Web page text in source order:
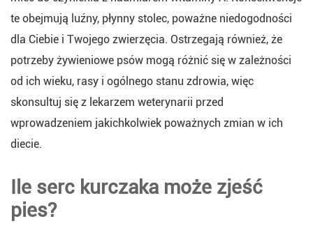
te obejmują luźny, płynny stolec, poważne niedogodności
dla Ciebie i Twojego zwierzęcia. Ostrzegają również, że
potrzeby żywieniowe psów mogą różnić się w zależności
od ich wieku, rasy i ogólnego stanu zdrowia, więc
skonsultuj się z lekarzem weterynarii przed
wprowadzeniem jakichkolwiek poważnych zmian w ich
diecie.
Ile serc kurczaka może zjeść
pies?